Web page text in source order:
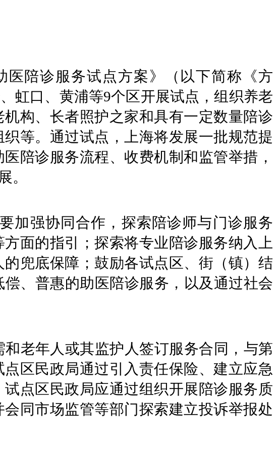
陪诊服务试点方案》（以下简称《方
虹口、黄浦等9个区开展试点，组织养老
构、长者照护之家和具有一定数量陪诊
等。通过试点，上海将发展一批规范提
陪诊服务流程、收费机制和监管举措，
。
加强协同合作，探索陪诊师与门诊服务
面的指引；探索将专业陪诊服务纳入上
兜底保障；鼓励各试点区、街（镇）结
、普惠的助医陪诊服务，以及通过社会
老年人或其监护人签订服务合同，与第
区民政局通过引入责任保险、建立应急
点区民政局应通过组织开展陪诊服务质
同市场监管等部门探索建立投诉举报处